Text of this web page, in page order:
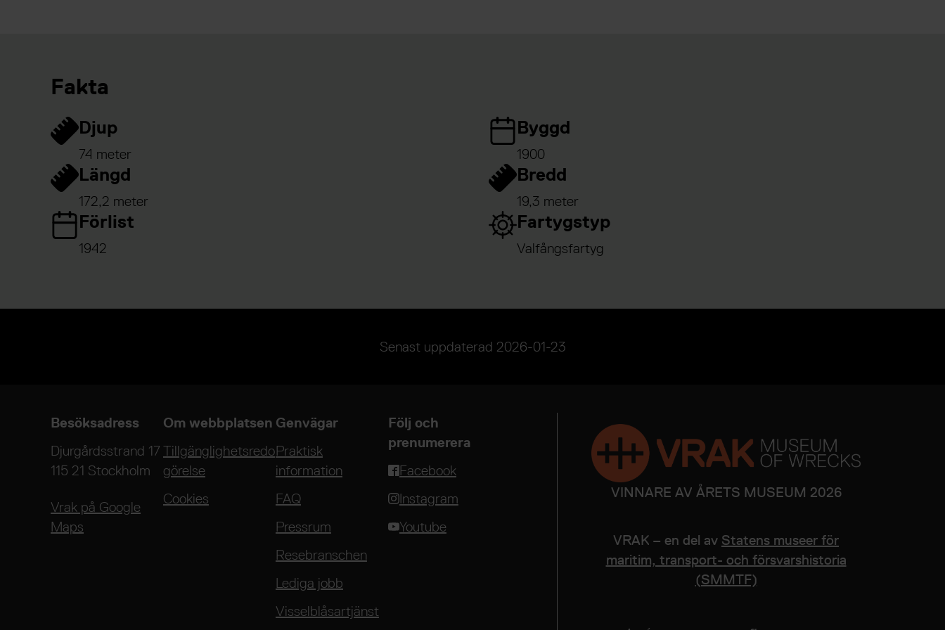
Fakta
Djup
74 meter
Byggd
1900
Längd
172,2 meter
Bredd
19,3 meter
Förlist
1942
Fartygstyp
Valfångsfartyg
Senast uppdaterad 2026-01-23
Besöksadress
Djurgårdsstrand 17
115 21 Stockholm
Vrak på Google
Maps
Om webbplatsen
Tillgänglighetsredo
görelse
Cookies
Genvägar
Praktisk
information
FAQ
Pressrum
Resebranschen
Lediga jobb
Visselblåsartjänst
Följ och
prenumerera
Facebook
Instagram
Youtube
VINNARE AV ÅRETS MUSEUM 2026
VRAK – en del av Statens museer för
maritim, transport- och försvarshistoria
(SMMTF)